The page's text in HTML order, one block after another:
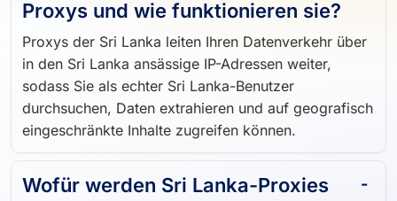
Proxys und wie funktionieren sie?
Proxys der Sri Lanka leiten Ihren Datenverkehr über
in den Sri Lanka ansässige IP-Adressen weiter,
sodass Sie als echter Sri Lanka-Benutzer
durchsuchen, Daten extrahieren und auf geografisch
eingeschränkte Inhalte zugreifen können.
Wofür werden Sri Lanka-Proxies